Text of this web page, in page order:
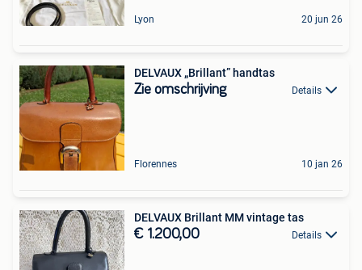
Lyon 20 jun 26
DELVAUX „Brillant” handtas
Zie omschrijving Details
Florennes 10 jan 26
DELVAUX Brillant MM vintage tas
€ 1.200,00 Details